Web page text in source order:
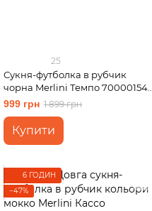
25
Сукня-футболка в рубчик
чорна Merlini Темпо 700001541
розмір 2XL-3XL
999 грн 1 899 грн
Купити
6 ГОДИН
−47%